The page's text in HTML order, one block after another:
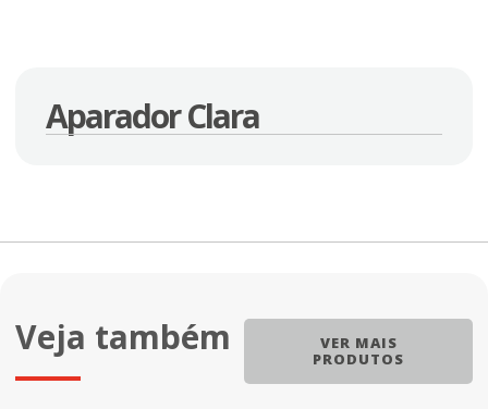
Aparador Clara
Veja também
VER MAIS
PRODUTOS